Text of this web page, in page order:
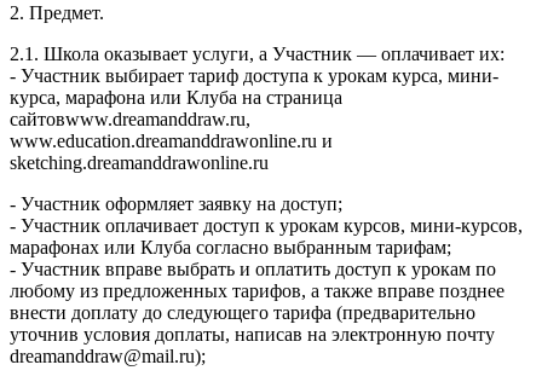
2. Предмет.
2.1. Школа оказывает услуги, а Участник — оплачивает их:
- Участник выбирает тариф доступа к урокам курса, мини-
курса, марафона или Клуба на страница
сайтовwww.dreamanddraw.ru,
www.education.dreamanddrawonline.ru и
sketching.dreamanddrawonline.ru
- Участник оформляет заявку на доступ;
- Участник оплачивает доступ к урокам курсов, мини-курсов,
марафонах или Клуба согласно выбранным тарифам;
- Участник вправе выбрать и оплатить доступ к урокам по
любому из предложенных тарифов, а также вправе позднее
внести доплату до следующего тарифа (предварительно
уточнив условия доплаты, написав на электронную почту
dreamanddraw@mail.ru);